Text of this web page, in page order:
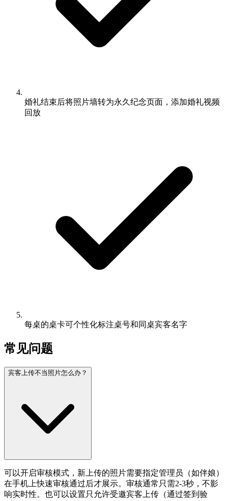
婚礼结束后将照片墙转为永久纪念页面，添加婚礼视频
回放
每桌的桌卡可个性化标注桌号和同桌宾客名字
常见问题
宾客上传不当照片怎么办？
可以开启审核模式，新上传的照片需要指定管理员（如伴娘）
在手机上快速审核通过后才展示。审核通常只需2-3秒，不影
响实时性。也可以设置只允许受邀宾客上传（通过签到验